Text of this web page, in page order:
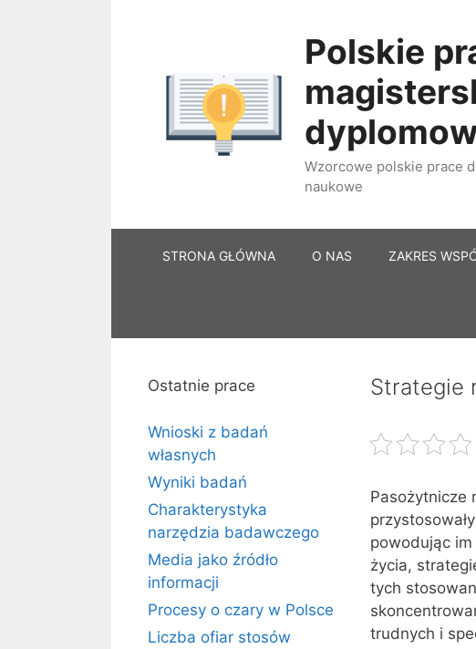
Polskie
Wzorcowe polskie prace
naukowe
STRONA GŁÓWNA O NAS ZAKRES
Strategie
Pasożytnicze
powodując
życia,
tych
trudnych i
Ostatnie prace
Wnioski z badań
własnych
Wyniki badań
Charakterystyka
narzędzia badawczego
Media jako źródło
informacji
Procesy o czary w Polsce
Liczba ofiar stosów